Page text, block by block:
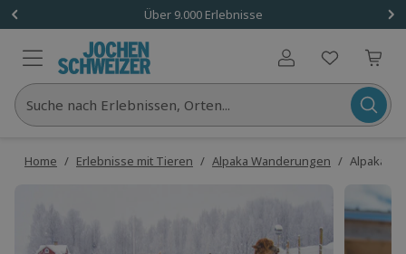
Über 9.000 Erlebnisse
Benutzerkonto
Suche nach Erlebnissen, Orten...
Home / Erlebnisse mit Tieren / Alpaka Wanderungen / Alpaka